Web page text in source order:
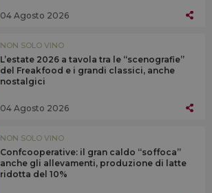
04 Agosto 2026
NON SOLO VINO
L’estate 2026 a tavola tra le “scenografie”
del Freakfood e i grandi classici, anche
nostalgici
04 Agosto 2026
NON SOLO VINO
Confcooperative: il gran caldo “soffoca”
anche gli allevamenti, produzione di latte
ridotta del 10%